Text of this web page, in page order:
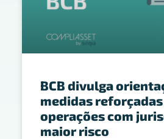
BCB divulga
medidas reforçadas
operações com
maior risco